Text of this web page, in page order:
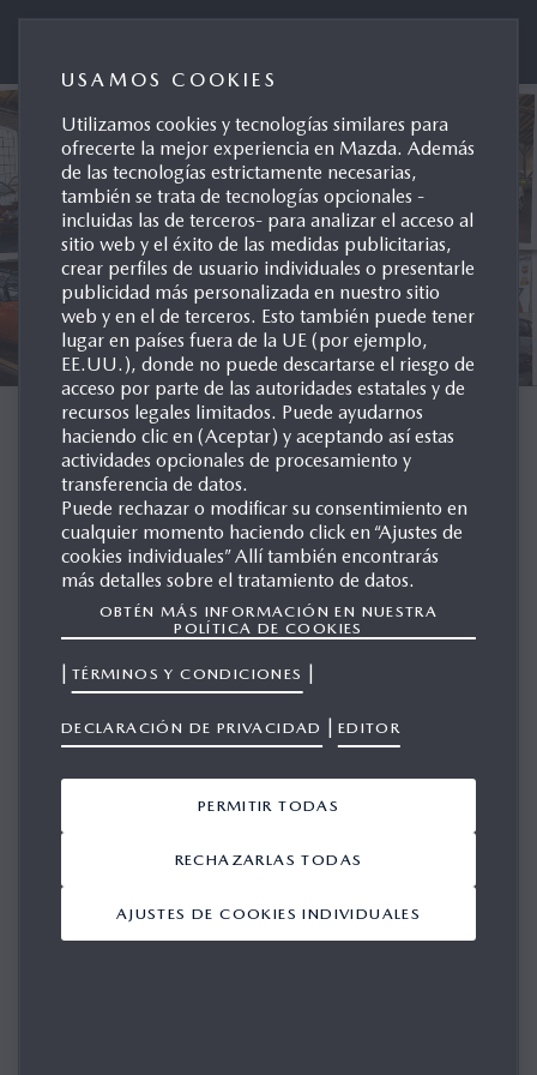
ARCHIVO DE MODELOS
EUROPA
MAZDA 626
GALERÍA
Su selección: No hay filtros seleccionados
USAMOS COOKIES
Utilizamos cookies y tecnologías similares para
ofrecerte la mejor experiencia en Mazda. Además
de las tecnologías estrictamente necesarias,
también se trata de tecnologías opcionales -
incluidas las de terceros- para analizar el acceso al
sitio web y el éxito de las medidas publicitarias,
crear perfiles de usuario individuales o presentarle
publicidad más personalizada en nuestro sitio
web y en el de terceros. Esto también puede tener
lugar en países fuera de la UE (por ejemplo,
EE.UU.), donde no puede descartarse el riesgo de
acceso por parte de las autoridades estatales y de
recursos legales limitados. Puede ayudarnos
haciendo clic en (Aceptar) y aceptando así estas
actividades opcionales de procesamiento y
transferencia de datos.
Puede rechazar o modificar su consentimiento en
cualquier momento haciendo click en “Ajustes de
cookies individuales” Allí también encontrarás
más detalles sobre el tratamiento de datos.
OBTÉN MÁS INFORMACIÓN EN NUESTRA
POLÍTICA DE COOKIES
| TÉRMINOS Y CONDICIONES |
DECLARACIÓN DE PRIVACIDAD | EDITOR
AJUSTES DE COOKIES INDIVIDUALES
RECHAZARLAS TODAS
PERMITIR TODAS